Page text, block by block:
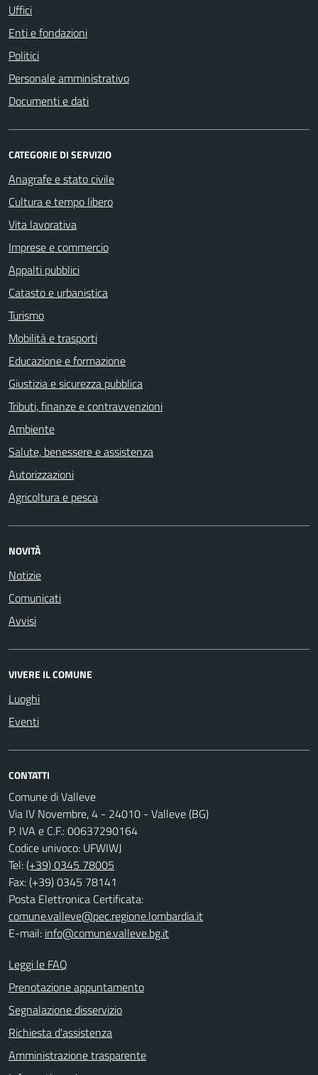
Uffici
Enti e fondazioni
Politici
Personale amministrativo
Documenti e dati
CATEGORIE DI SERVIZIO
Anagrafe e stato civile
Cultura e tempo libero
Vita lavorativa
Imprese e commercio
Appalti pubblici
Catasto e urbanistica
Turismo
Mobilità e trasporti
Educazione e formazione
Giustizia e sicurezza pubblica
Tributi, finanze e contravvenzioni
Ambiente
Salute, benessere e assistenza
Autorizzazioni
Agricoltura e pesca
NOVITÀ
Notizie
Comunicati
Avvisi
VIVERE IL COMUNE
Luoghi
Eventi
CONTATTI
Comune di Valleve
Via IV Novembre, 4 - 24010 - Valleve (BG)
P. IVA e C.F.: 00637290164
Codice univoco: UFWIWJ
Tel:(+39) 0345 78005
Fax: (+39) 0345 78141
Posta Elettronica Certificata:
comune.valleve@pec.regione.lombardia.it
E-mail: info@comune.valleve.bg.it
Leggi le FAQ
Prenotazione appuntamento
Segnalazione disservizio
Richiesta d'assistenza
Amministrazione trasparente